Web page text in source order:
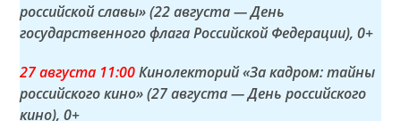
российской славы» (22 августа — День
государственного флага Российской Федерации), 0+
27 августа 11:00Кинолекторий «За кадром: тайны
российского кино» (27 августа — День российского
кино), 0+